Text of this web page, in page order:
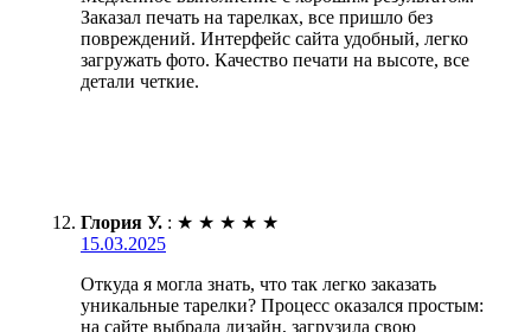
Заказал печать на тарелках, все пришло без
повреждений. Интерфейс сайта удобный, легко
загружать фото. Качество печати на высоте, все
детали четкие.
Глория У. : ★ ★ ★ ★ ★
15.03.2025
Откуда я могла знать, что так легко заказать
уникальные тарелки? Процесс оказался простым:
на сайте выбрала дизайн, загрузила свою